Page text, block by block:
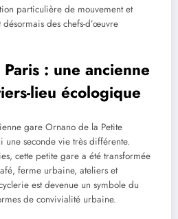
particulière de mouvement et
désormais des chefs-d’œuvre
: une ancienne
lieu écologique
gare Ornano de la Petite
une seconde vie très différente.
cette petite gare a été transformée
ferme urbaine, ateliers et
est devenue un symbole du
de convivialité urbaine.